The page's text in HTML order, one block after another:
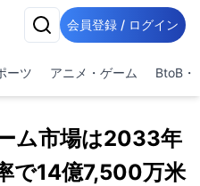
会員登録 / ログイン
ーツ アニメ・ゲーム BtoB・
ム市場は2033年
で14億7,500万米